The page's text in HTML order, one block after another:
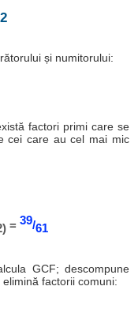
și numitorului:
factori primi care se
cei care au cel mai mic
= 39/61
GCF; descompune
factorii comuni: